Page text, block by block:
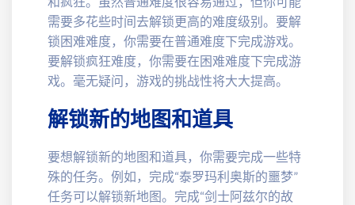
需要多花些时间去解锁更高的难度级别。要解
锁困难难度，你需要在普通难度下完成游戏。
要解锁疯狂难度，你需要在困难难度下完成游
戏。毫无疑问，游戏的挑战性将大大提高。
解锁新的地图和道具
要想解锁新的地图和道具，你需要完成一些特
殊的任务。例如，完成“泰罗玛利奥斯的噩梦”
任务可以解锁新地图。完成“剑士阿兹尔的故